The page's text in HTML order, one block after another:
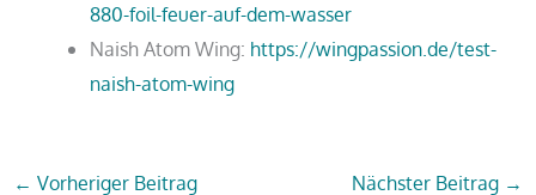
880-foil-feuer-auf-dem-wasser
Naish Atom Wing: https://wingpassion.de/test-
naish-atom-wing
← Vorheriger Beitrag Nächster Beitrag →